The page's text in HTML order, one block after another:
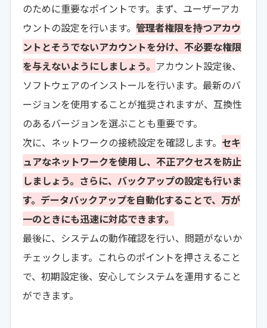
のために重要なポイントです。まず、ユーザーアカ
ウントの設定を行います。 管理者権限を持つアカウ
ントとそうでないアカウントを分け、不必要な権限
を与えないようにしましょう。 アカウント設定後、
ソフトウェアのインストールを行います。最新のバ
ージョンを使用することが推奨されますが、互換性
のあるバージョンを選ぶことも重要です。
次に、ネットワークの接続設定を確認します。 セキ
ュアなネットワークを使用し、不正アクセスを防止
しましょう。さらに、バックアップの設定も行いま
す。データバックアップを自動化することで、万が
一のときにも迅速に対応できます。
最後に、システムの動作確認を行い、問題がないか
チェックします。これらのポイントを押さえること
で、初期設定後、安心してシステムを運用すること
ができます。